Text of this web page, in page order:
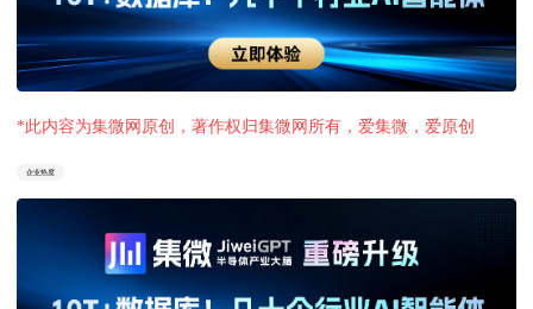
*此内容为集微网原创，著作权归集微网所有，爱集微，爱原创
企业热度